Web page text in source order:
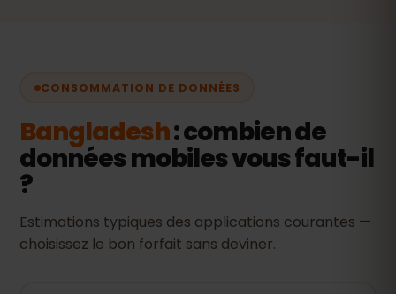
CONSOMMATION DE DONNÉES
Bangladesh: combien de
données mobiles vous faut-il
?
Estimations typiques des applications courantes —
choisissez le bon forfait sans deviner.